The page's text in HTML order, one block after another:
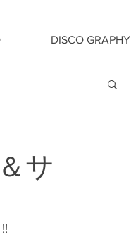
DISCO GRAPHY
サ